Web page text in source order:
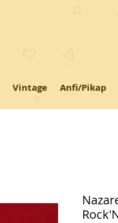
Vintage Anfi/Pikap